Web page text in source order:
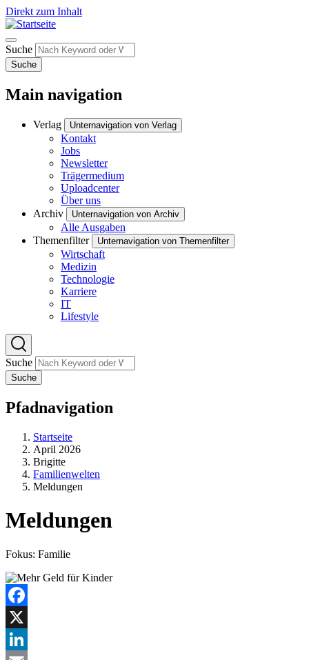
Direkt zum Inhalt
Suche
Suche
Main navigation
Verlag Unternavigation von Verlag
Kontakt
Jobs
Newsletter
Trägermedium
Uploadcenter
Über uns
Archiv
Unternavigation von Archiv
Alle Ausgaben
Themenfilter
Unternavigation von Themenfilter
Wirtschaft
Medizin
Technologie
Karriere
IT
Lifestyle
Suche
Suche
Pfadnavigation
Startseite
April 2026
Brigitte
Familienwelten
Meldungen
Meldungen
Fokus: Familie
Facebook
X